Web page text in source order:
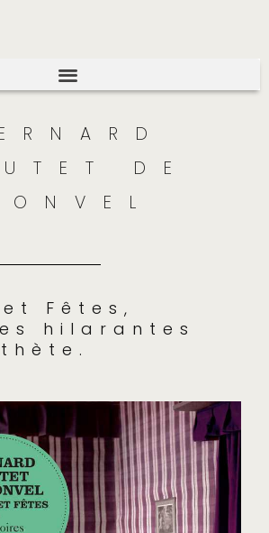
DE
Fêtes,
hilarantes